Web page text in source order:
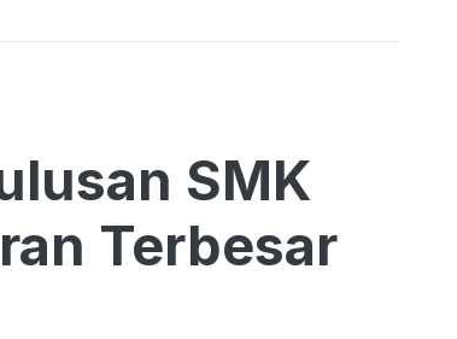
SMK
Terbesar